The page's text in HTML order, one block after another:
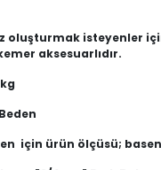
oluşturmak isteyenler
aksesuarlıdır.
için ürün ölçüsü;